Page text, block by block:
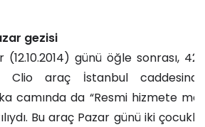
gezisi
(12.10.2014) günü öğle sonrası, 42
Clio araç İstanbul
camında da “Resmi hizmete
Bu araç Pazar günü iki